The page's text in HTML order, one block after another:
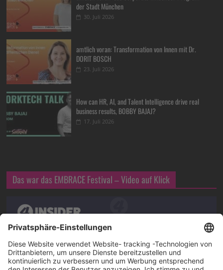
der Stadt München
30. Juli 2026
amtlich voran: Transformation von Innen mit Dr.
DORIT BOSCH
23. Juli 2026
How can HR, AI, and Talent Intelligence drive real
business results, BOBBY BAJAJ?
17. Juli 2026
Das war das EMBRACE Festival – Video auf Klick